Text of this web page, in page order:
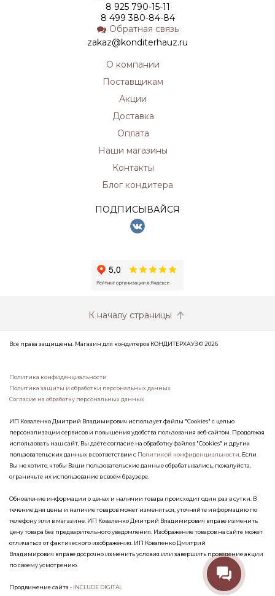
8 925 790-15-11
8 499 380-84-84
Обратная связь
zakaz@konditerhauz.ru
О компании
Поставщикам
Акции
Доставка
Оплата
Наши магазины
Контакты
Блог кондитера
ПОДПИСЫВАЙСЯ
К началу страницы
Все права защищены. Магазин для кондитеров КОНДИТЕРХАУЗ © 2026
Политика конфиденциальности
Политика защиты и обработки персональных данных
Согласие на обработку персональных данных
ИП Коваленко Дмитрий Владимирович использует файлы "Cookies" с целью
персонализации сервисов и повышения удобства пользования веб-сайтом. Продолжая
использовать наш сайт, Вы даёте согласие на обработку файлов "Cookies" и других
пользовательских данных в соответствии с Политикой конфиденциальности . Если
Вы не хотите, чтобы Ваши пользовательские данные обрабатывались, пожалуйста,
ограничьте их использование в своём браузере.
Обновление информации о ценах и наличии товара происходит один раз в сутки. В
течение дня цены и наличие товаров может изменяться, уточняйте информацию по
телефону или в магазине. ИП Коваленко Дмитрий Владимирович вправе изменить
цену товара без предварительного уведомления. Изображение товаров на сайте может
отличаться от фактического изображения. ИП Коваленко Дмитрий
Владимирович вправе досрочно изменить условия или завершить проведение акции
по своему усмотрению.
Продвижение сайта - INCLUDE DIGITAL